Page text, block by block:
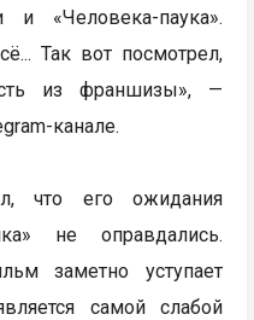
«Человека-паука».
Так вот посмотрел,
из франшизы», —
канале.
что его ожидания
не оправдались.
заметно уступает
самой слабой